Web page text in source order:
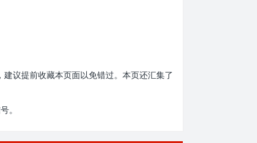
议提前收藏本页面以免错过。本页还汇集了
。